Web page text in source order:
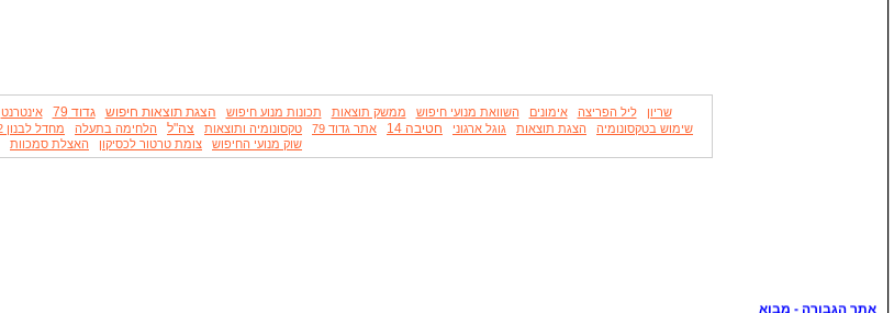
שריון ליל הפריצה אימונים השוואת מנועי חיפוש ממשק תוצאות תכונות מנוע חיפוש הצגת תוצאות חיפוש גדוד 79 אינטרנט
שימוש בטקסונומיה
הצגת תוצאות גוגל ארגוני חטיבה 14 אתר גדוד 79 טקסונומיה ותוצאות צה"ל הלחימה בתעלה מחדל לבנון 2
שוק מנועי החיפוש
צומת טרטור לכסיקון האצלת סמכוות